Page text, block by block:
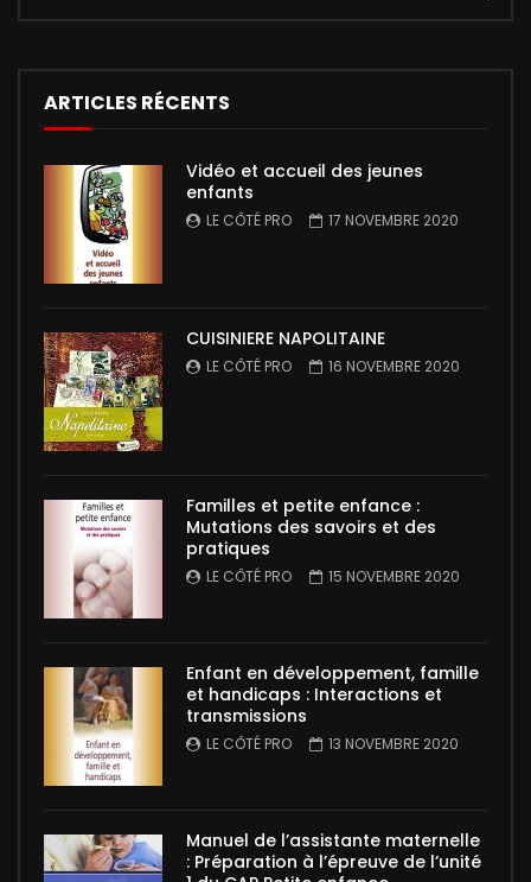
ARTICLES RÉCENTS
Vidéo et accueil des jeunes
enfants
LE CÔTÉ PRO 17 NOVEMBRE 2020
CUISINIERE NAPOLITAINE
LE CÔTÉ PRO 16 NOVEMBRE 2020
Familles et petite enfance :
Mutations des savoirs et des
pratiques
LE CÔTÉ PRO 15 NOVEMBRE 2020
Enfant en développement, famille
et handicaps : Interactions et
transmissions
LE CÔTÉ PRO 13 NOVEMBRE 2020
Manuel de l’assistante maternelle
: Préparation à l’épreuve de l’unité